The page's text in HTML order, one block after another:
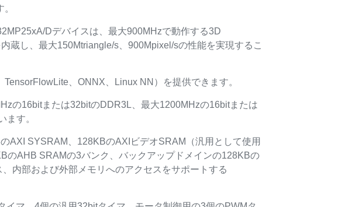
Dデバイスは、最大900MHzで動作する3D
蔵し、最大150Mtriangle/s、900Mpixel/sの性能を実現するこ
、ONNX、Linux NN）を提供できます。
の16bitまたは32bitのDDR3L、最大1200MHzの16bitまたは
ます。
AXI SYSRAM、128KBのAXIビデオSRAM（汎用として使用
AHB SRAMの3バンク、バックアップドメインの128KBの
内部および外部メモリへのアクセスをサポートする